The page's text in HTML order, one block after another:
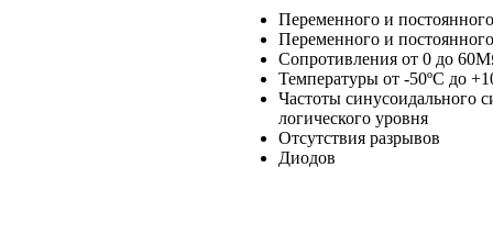
Переменного и
Переменного и
Сопротивления от 0 до
Температуры от -50ºC до
Частоты синусоидального
логического уровня
Отсутствия разрывов
Диодов